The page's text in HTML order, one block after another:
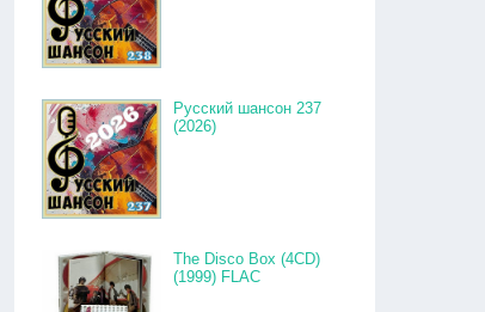
Русский шансон 237
(2026)
The Disco Box (4CD)
(1999) FLAC